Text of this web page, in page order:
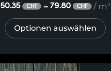
50.35 CHF – 79.80 CHF / m²
Optionen auswählen